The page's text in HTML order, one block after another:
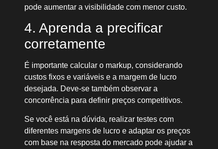
pode aumentar a visibilidade com menor custo.
4. Aprenda a precificar
corretamente
É importante calcular o markup, considerando
custos fixos e variáveis e a margem de lucro
desejada. Deve-se também observar a
concorrência para definir preços competitivos.
Se você está na dúvida, realizar testes com
diferentes margens de lucro e adaptar os preços
com base na resposta do mercado pode ajudar a